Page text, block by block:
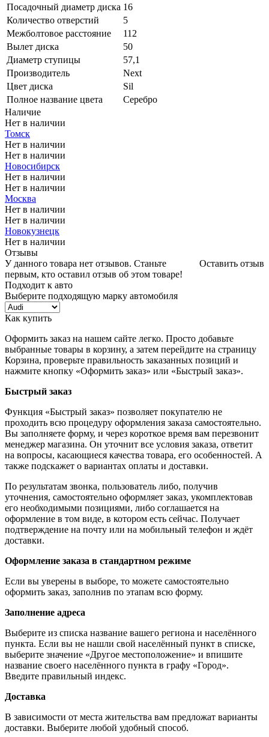
Посадочный диаметр диска 16
Количество отверстий
5
Межболтовое расстояние
112
Вылет диска
50
Диаметр ступицы
57,1
Производитель
Next
Цвет диска
Sil
Полное название цвета
Серебро
Наличие
Нет в наличии
Томск
Нет в наличии
Нет в наличии
Новосибирск
Нет в наличии
Нет в наличии
Москва
Нет в наличии
Нет в наличии
Новокузнецк
Нет в наличии
Отзывы
Оставить отзыв
У данного товара нет отзывов. Станьте
первым, кто оставил отзыв об этом товаре!
Подходит к авто
Выберите подходящую марку автомобиля
Как купить
Оформить заказ на нашем сайте легко. Просто добавьте
выбранные товары в корзину, а затем перейдите на страницу
Корзина, проверьте правильность заказанных позиций и
нажмите кнопку «Оформить заказ» или «Быстрый заказ».
Быстрый заказ
Функция «Быстрый заказ» позволяет покупателю не
проходить всю процедуру оформления заказа самостоятельно.
Вы заполняете форму, и через короткое время вам перезвонит
менеджер магазина. Он уточнит все условия заказа, ответит
на вопросы, касающиеся качества товара, его особенностей. А
также подскажет о вариантах оплаты и доставки.
По результатам звонка, пользователь либо, получив
уточнения, самостоятельно оформляет заказ, укомплектовав
его необходимыми позициями, либо соглашается на
оформление в том виде, в котором есть сейчас. Получает
подтверждение на почту или на мобильный телефон и ждёт
доставки.
Оформление заказа в стандартном режиме
Если вы уверены в выборе, то можете самостоятельно
оформить заказ, заполнив по этапам всю форму.
Заполнение адреса
Выберите из списка название вашего региона и населённого
пункта. Если вы не нашли свой населённый пункт в списке,
выберите значение «Другое местоположение» и впишите
название своего населённого пункта в графу «Город».
Введите правильный индекс.
Доставка
В зависимости от места жительства вам предложат варианты
доставки. Выберите любой удобный способ.